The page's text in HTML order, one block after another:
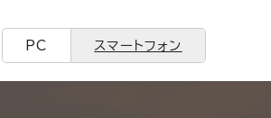
PC スマートフォン